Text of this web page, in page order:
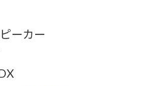
ーカー